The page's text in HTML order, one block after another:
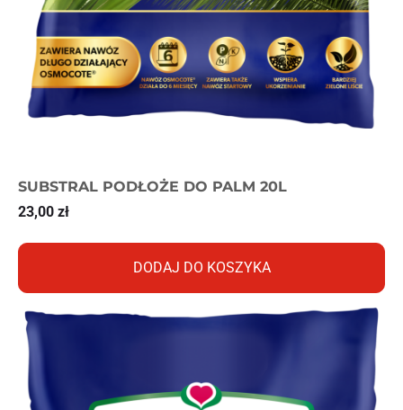
SUBSTRAL PODŁOŻE DO PALM 20L
23,00 zł
DODAJ DO KOSZYKA